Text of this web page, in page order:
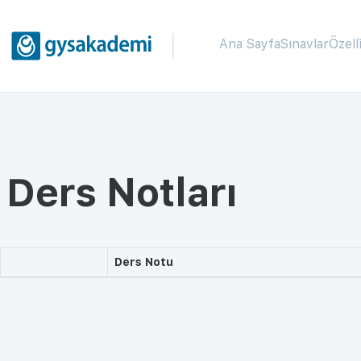
Ana SayfaSınavlar
Ders Notları
Ders Notu